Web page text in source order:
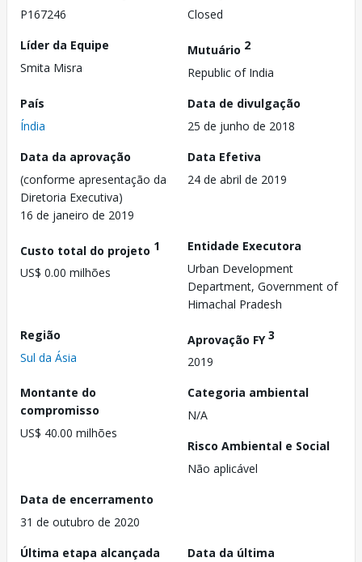
P167246
Closed
Líder da Equipe
Smita Misra
Mutuário 2
Republic of India
País
Índia
Data de divulgação
25 de junho de 2018
Data da aprovação
(conforme apresentação da
Diretoria Executiva)
16 de janeiro de 2019
Data Efetiva
24 de abril de 2019
Custo total do projeto 1
US$ 0.00 milhões
Entidade Executora
Urban Development
Department, Government of
Himachal Pradesh
Região
Sul da Ásia
Aprovação FY3
2019
Montante do
compromisso
US$ 40.00 milhões
Categoria ambiental
N/A
Risco Ambiental e Social
Não aplicável
Data de encerramento
31 de outubro de 2020
Última etapa alcançada
Data da última